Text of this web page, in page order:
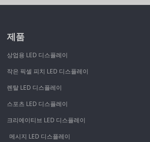
제품
상업용 LED 디스플레이
작은 픽셀 피치 LED 디스플레이
렌탈 LED 디스플레이
스포츠 LED 디스플레이
크리에이티브 LED 디스플레이
메시지 LED 디스플레이